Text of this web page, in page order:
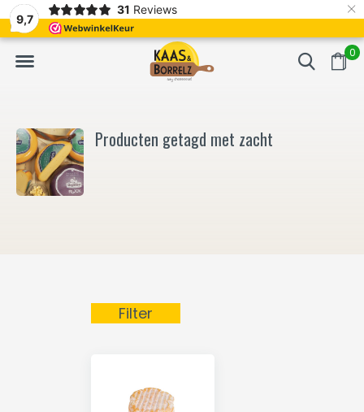
9,7
31 Reviews ×
0
Vers van het mes en gevacumeerd Vaak volgende
Producten getagd met zacht
Filter